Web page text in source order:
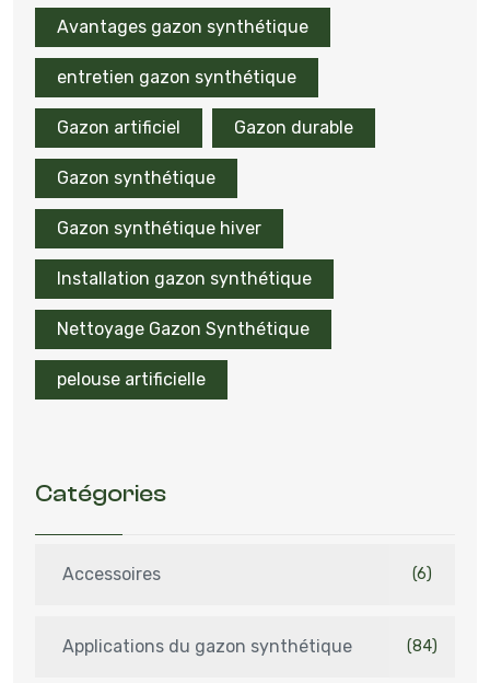
Avantages gazon synthétique
entretien gazon synthétique
Gazon artificiel Gazon durable
Gazon synthétique
Gazon synthétique hiver
Installation gazon synthétique
Nettoyage Gazon Synthétique
pelouse artificielle
Catégories
Accessoires (6)
Applications du gazon synthétique (84)